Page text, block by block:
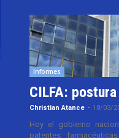
Informes
CILFA:
Christian Atance - 18/03/
Hoy el gobierno
patentes